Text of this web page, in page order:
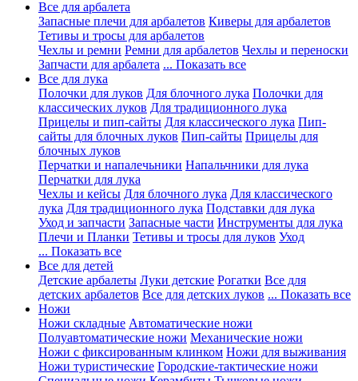
Все для арбалета
Запасные плечи для арбалетов Киверы для арбалетов
Тетивы и тросы для арбалетов
Чехлы и ремни Ремни для арбалетов Чехлы и переноски
Запчасти для арбалета ... Показать все
Все для лука
Полочки для луков Для блочного лука Полочки для
классических луков Для традиционного лука
Прицелы и пип-сайты Для классического лука Пип-
сайты для блочных луков Пип-сайты Прицелы для
блочных луков
Перчатки и напалечьники Напальчники для лука
Перчатки для лука
Чехлы и кейсы Для блочного лука Для классического
лука Для традиционного лука Подставки для лука
Уход и запчасти Запасные части Инструменты для лука
Плечи и Планки Тетивы и тросы для луков Уход
... Показать все
Все для детей
Детские арбалеты Луки детские Рогатки Все для
детских арбалетов Все для детских луков ... Показать все
Ножи
Ножи складные Автоматические ножи
Полуавтоматические ножи Механические ножи
Ножи с фиксированным клинком Ножи для выживания
Ножи туристические Городские-тактические ножи